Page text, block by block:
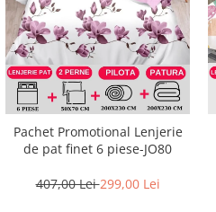
Pachet Promotional Lenjerie
de pat finet 6 piese-JO80
407,00 Lei299,00 Lei